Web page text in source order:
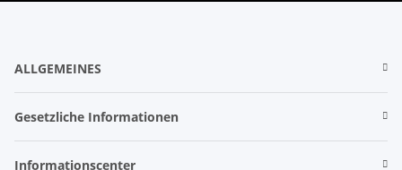
ALLGEMEINES
Gesetzliche Informationen
Informationscenter